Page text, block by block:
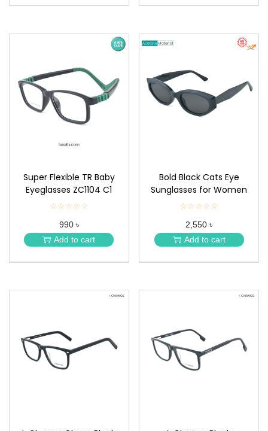
Super Flexible TR Baby
Eyeglasses ZC1104 C1
☆☆☆☆☆
★
★
★
990 ৳
Add to cart
Bold Black Cats Eye
Sunglasses for Women
☆☆☆☆☆
★
★
★
★
2,550 ৳
Add to cart